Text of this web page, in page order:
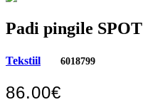
Padi pingile SPOT
Tekstiil 6018799
86.00€